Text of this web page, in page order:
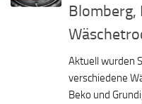
Blomberg,
Aktuell wurden
verschiedene
Beko und